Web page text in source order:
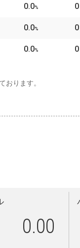
0.0% 0
0.0% 0
0.0% 0
おります。
0.00